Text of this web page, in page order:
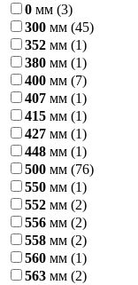
0 мм (3)
300 мм (45)
352 мм (1)
380 мм (1)
400 мм (7)
407 мм (1)
415 мм (1)
427 мм (1)
448 мм (1)
500 мм (76)
550 мм (1)
552 мм (2)
556 мм (2)
558 мм (2)
560 мм (1)
563 мм (2)